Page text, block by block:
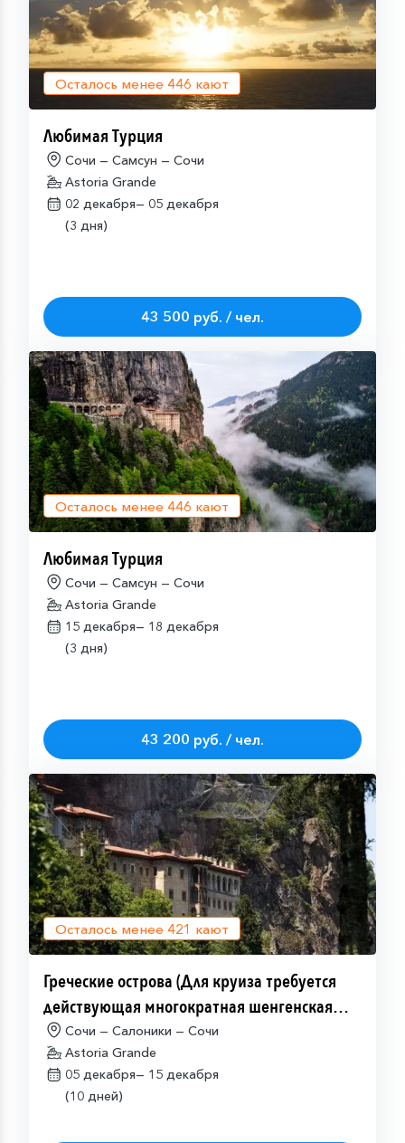
Осталось менее 446 кают
Любимая Турция
Сочи — Самсун — Сочи
Astoria Grande
02 декабря— 05 декабря
(3 дня)
43 500 руб. / чел.
Осталось менее 446 кают
Любимая Турция
Сочи — Самсун — Сочи
Astoria Grande
15 декабря— 18 декабря
(3 дня)
43 200 руб. / чел.
Осталось менее 421 кают
Греческие острова (Для круиза требуется
действующая многократная шенгенская
виза)Сочи — Салоники — Сочи
Astoria Grande
05 декабря— 15 декабря
(10 дней)